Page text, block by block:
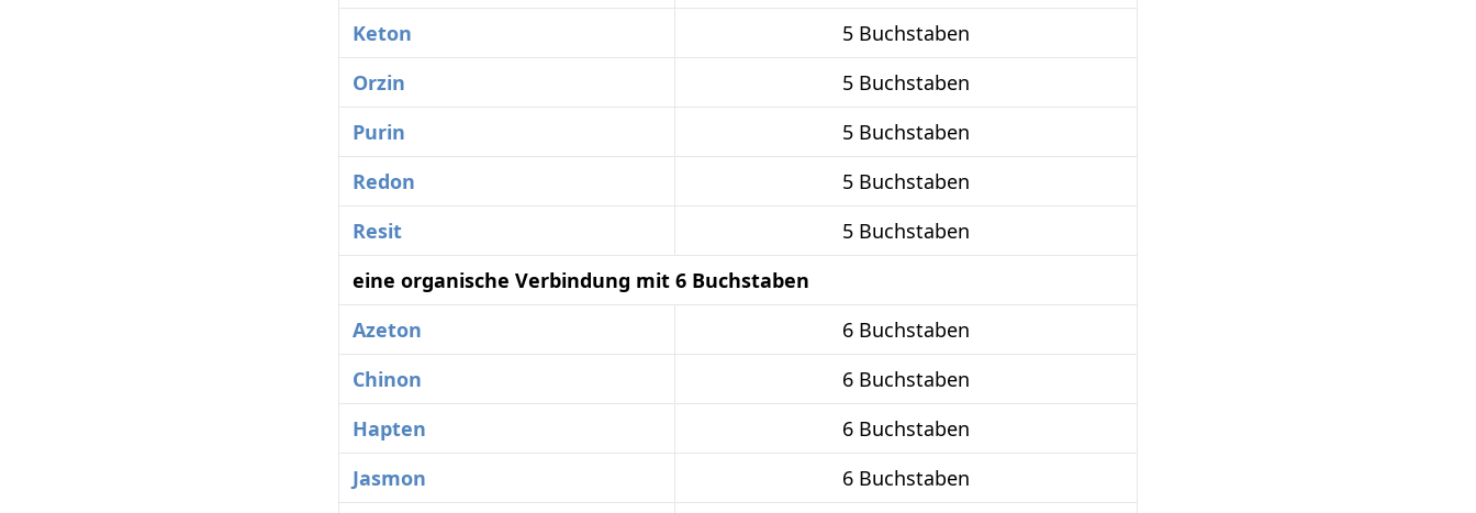
Keton
5 Buchstaben
Orzin
5 Buchstaben
Purin
5 Buchstaben
Redon
5 Buchstaben
Resit
5 Buchstaben
eine organische Verbindung mit 6 Buchstaben
Azeton
6 Buchstaben
Chinon
6 Buchstaben
Hapten
6 Buchstaben
Jasmon
6 Buchstaben